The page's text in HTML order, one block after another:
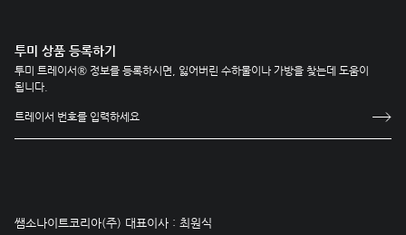
투미 상품 등록하기
투미 트레이서® 정보를 등록하시면, 잃어버린 수하물이나 가방을 찾는데 도움이
됩니다.
쌤소나이트코리아(주) 대표이사 : 최원식